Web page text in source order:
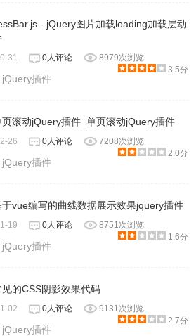
- jQuery图片加载loading加载层动
31 0人评论
8979次浏览
3.5分
jQuery插件
页滚动jQuery插件_单页滚动jQuery插件
26 0人评论
7208次浏览
2.0分
jQuery插件
于vue编写的曲线数据展示效果jquery插件
19 0人评论
8751次浏览
1.6分
jQuery插件
见的CSS阴影效果代码
02 0人评论
9131次浏览
2.7分
jQuery插件